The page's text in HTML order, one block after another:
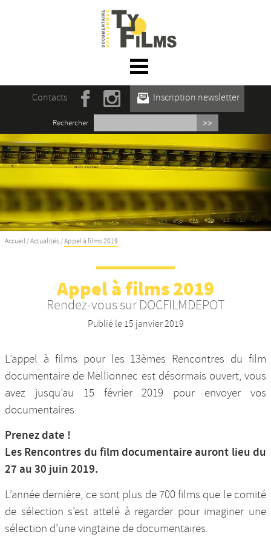
☰ Menu
Accueil
Actualités
L’association
Rencontres du film documentaire de
Mellionnec
Projections
Se former
Nos productions et +
Contacts Inscription newsletter
Rechercher :
Accueil /Actualités /Appel à films 2019
Appel à films 2019
Rendez-vous sur DOCFILMDEPOT
Publié le 15 janvier 2019
L’appel à films pour les 13èmes Rencontres du film
documentaire de Mellionnec est désormais ouvert, vous
avez jusqu’au 15 février 2019 pour envoyer vos
documentaires.
Prenez date !
Les Rencontres du film documentaire auront lieu du
27 au 30 juin 2019.
L’année dernière, ce sont plus de 700 films que le comité
de sélection s’est attelé à regarder pour imaginer une
sélection d’une vingtaine de documentaires.